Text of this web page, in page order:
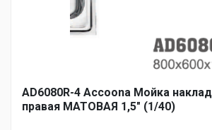
AD6080R-4 Accoona Мойка
правая МАТОВАЯ 1,5" (1/40)